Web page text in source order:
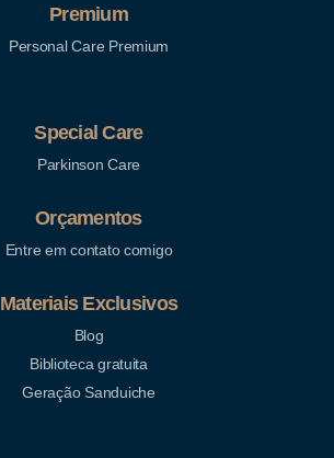
Premium
Personal Care Premium
Special Care
Parkinson Care
Orçamentos
Entre em contato comigo
Materiais Exclusivos
Blog
Biblioteca gratuita
Geração Sanduiche